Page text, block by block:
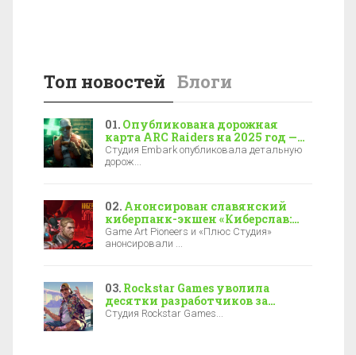
Топ новостей Блоги
Опубликована дорожная
карта ARC Raiders на 2025 год —
новая локация, боссы и зимние
события
Студия Embark опубликовала детальную
дорож...
Анонсирован славянский
киберпанк-экшен «Киберслав:
Затмение» — релиз уже в 2027-м
Game Art Pioneers и «Плюс Студия»
анонсировали ...
Rockstar Games уволила
десятки разработчиков за
полгода до выхода GTA 6
Студия Rockstar Games...